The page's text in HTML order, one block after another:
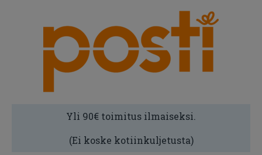
Yli 90€ toimitus ilmaiseksi.
(Ei koske kotiinkuljetusta)